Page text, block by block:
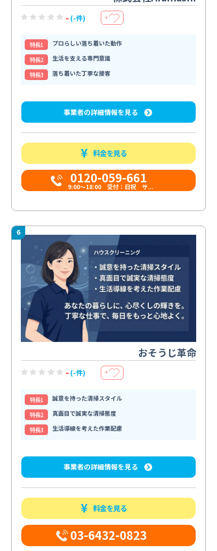
- (-件) ＋
特⻑1
プロらしい落ち着いた動作
特⻑2
生活を支える専門意識
特⻑3
落ち着いた丁寧な接客
事業者の詳細情報を見る
料金を見る
0120-059-661
9:00〜18:00 受付：日祝 サ...
6
おそうじ革命
- (-件) ＋
特⻑1
誠意を持った清掃スタイル
特⻑2
真面目で誠実な清掃態度
特⻑3
生活導線を考えた作業配慮
事業者の詳細情報を見る
料金を見る
03-6432-0823